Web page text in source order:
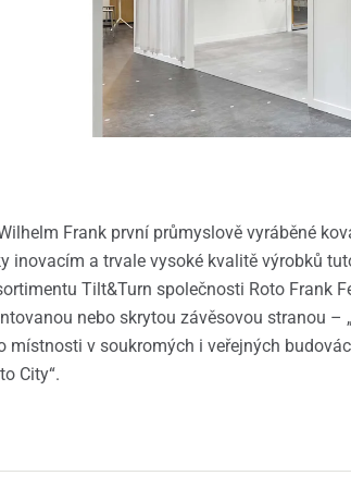
Frank první průmyslově vyráběné
inovacím a trvale vysoké kvalitě výrobků
Tilt&Turn společnosti Roto Frank
nebo skrytou závěsovou stranou –
v soukromých i veřejných
City“.